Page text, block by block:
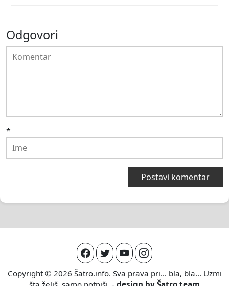
Odgovori
*
Copyright © 2026 Šatro.info. Sva prava pri... bla, bla... Uzmi